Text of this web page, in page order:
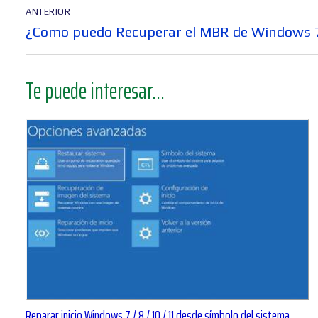
de
entradas
ANTERIOR
Entrada
anterior:
¿Como puedo Recuperar el MBR de
Te puede interesar...